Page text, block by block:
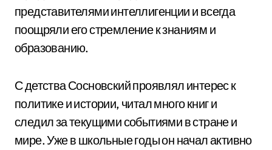
представителями интеллигенции и всегда
поощряли его стремление к знаниям и
образованию.
С детства Сосновский проявлял интерес к
политике и истории, читал много книг и
следил за текущими событиями в стране и
мире. Уже в школьные годы он начал активно